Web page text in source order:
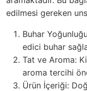
edilmesi gereken
Buhar
edici buhar
Tat ve Aroma:
aroma tercihi
Ürün İçeriği: